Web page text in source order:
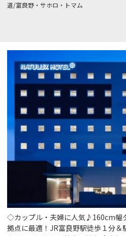
道/富良野・サホロ・トマム
◇カップル・夫婦に人気♪160cm
拠点に最適！JR富良野駅徒歩１分